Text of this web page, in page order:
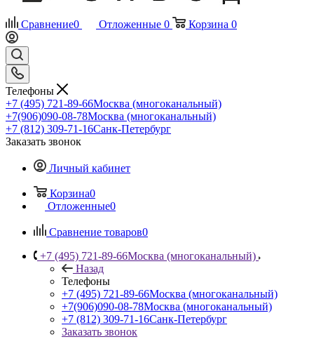
Сравнение0 Отложенные 0 Корзина 0
Телефоны
+7 (495) 721-89-66Москва (многоканальный)
+7(906)090-08-78Москва (многоканальный)
+7 (812) 309-71-16Санк-Петербург
Заказать звонок
Личный кабинет
Корзина0
Отложенные0
Сравнение товаров0
+7 (495) 721-89-66Москва (многоканальный)
Назад
Телефоны
+7 (495) 721-89-66Москва (многоканальный)
+7(906)090-08-78Москва (многоканальный)
+7 (812) 309-71-16Санк-Петербург
Заказать звонок